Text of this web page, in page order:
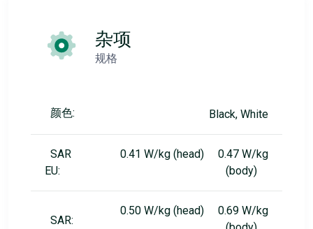
杂项
规格
颜色: Black, White
SAR
EU:
0.41 W/kg (head) 0.47 W/kg
(body)
SAR:
0.50 W/kg (head) 0.69 W/kg